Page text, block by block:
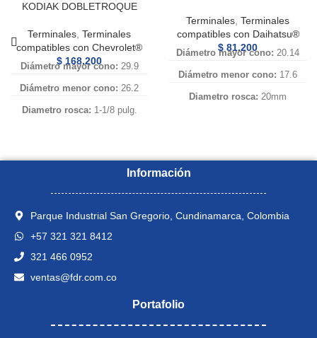
KODIAK DOBLETROQUE
Terminales, Terminales
compatibles con Chevrolet®
$ 168.200
Diámetro mayor cono: 29.9
Diámetro menor cono: 26.2
Diametro rosca: 1-1/8 pulg.
FD-
3274-01R, FD3274-01R, FD-
3275-01 L, FD 3275-01 L,
FD3275-01L, FD 3275-01L
Terminales, Terminales
compatibles con Daihatsu®
$ 81.200
Diámetro mayor cono: 20.14
Diámetro menor cono: 17.6
Diametro rosca: 20mm
Numero de Referencia:FD-4003
R, FD 4003R, FD 4003 R,
FD4003 R, FD-4003R, FD4003R,
L, FD-4003L, FD4003L, FD
Información
Parque Industrial San Gregorio, Cundinamarca, Colombia
+57 321 321 8412
321 466 0952
ventas@fdr.com.co
Portafolio